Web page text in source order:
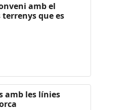
amb el
terrenys que es
amb les línies